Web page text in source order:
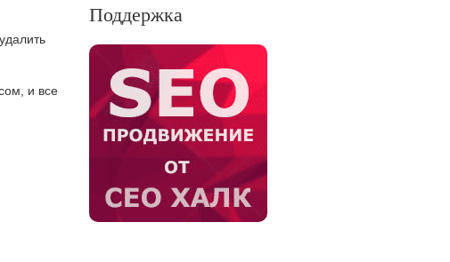
и все
Поддержка